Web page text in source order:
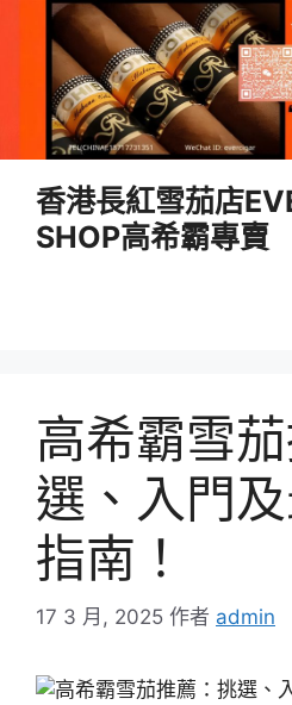
香港長紅雪茄店
SHOP高希霸專賣
高希霸雪
選、入門
指南！
17 3 月, 2025 作者 admin